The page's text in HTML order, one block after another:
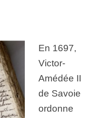
En 1697,
Victor-
Amédée II
de Savoie
ordonne